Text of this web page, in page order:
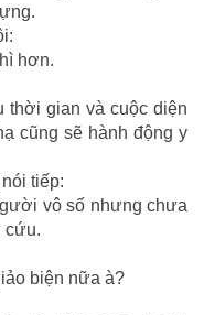
hơn.
thời gian và cuộc diện
cũng sẽ hành động y
tiếp:
vô số nhưng chưa
cứu.
biện nữa à?